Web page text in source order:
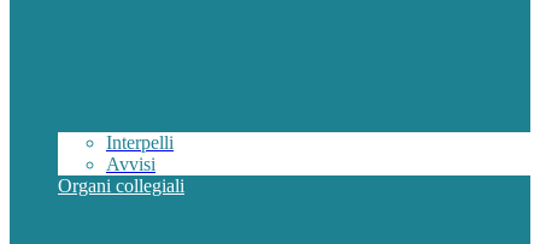
Interpelli
Avvisi
Organi collegiali